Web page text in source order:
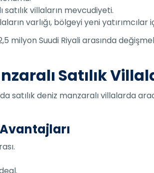
villaların mevcudiyeti.
varlığı, bölgeyi yeni
milyon Suudi Riyali arasında
Satılık
deniz manzaralı villalarda